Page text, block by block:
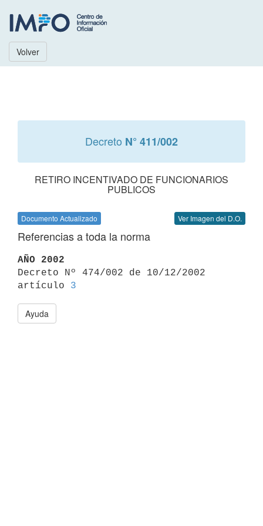
Volver
Decreto N° 411/002
RETIRO INCENTIVADO DE FUNCIONARIOS
PUBLICOS
Documento Actualizado Ver Imagen del D.O.
Referencias a toda la norma
AÑO 2002
Decreto Nº 474/002 de 10/12/2002
artículo 3
Ayuda